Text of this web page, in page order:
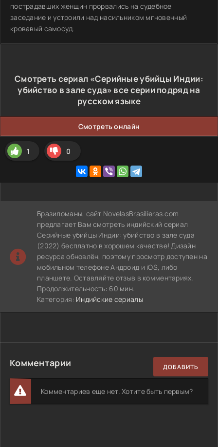
пострадавших женщин прорвались на судебное
заседание и устроили над насильником мгновенный
кровавый самосуд.
Смотреть сериал «Серийные убийцы Индии:
убийство в зале суда» все серии подряд на
русском языке
Смотреть онлайн
1 0
Бразиломаны, сайт NovelasBrasilieras.com
предлагает Вам смотреть индийский сериал
Серийные убийцы Индии: убийство в зале суда
(2022) бесплатно в хорошем качестве! Дизайн
ресурса обновлён, поэтому просмотр доступен на
мобильном телефоне Андроид и iOS, либо
планшете. Оставляйте отзыв в комментариях.
Продолжительность: 60 мин.
Категория: Индийские сериалы
Комментарии ДОБАВИТЬ
Комментариев еще нет. Хотите быть первым?